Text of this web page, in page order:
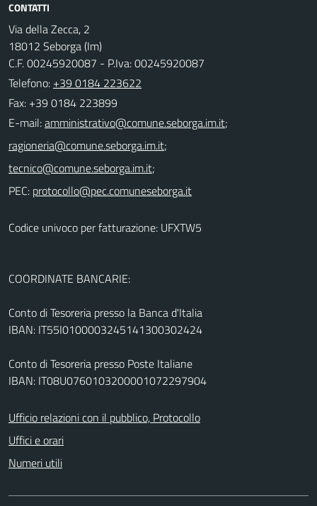
CONTATTI
Via della Zecca, 2
18012 Seborga (Im)
C.F. 00245920087 - P.Iva: 00245920087
Telefono: +39 0184 223622
Fax: +39 0184 223899
E-mail:
;
;
;
PEC:
Codice univoco per fatturazione: UFXTW5
COORDINATE BANCARIE:
Conto di Tesoreria presso la Banca d'Italia
IBAN: IT55I0100003245141300302424
Conto di Tesoreria presso Poste Italiane
IBAN: IT08U0760103200001072297904
Ufficio relazioni con il pubblico, Protocollo
Uffici e orari
Numeri utili